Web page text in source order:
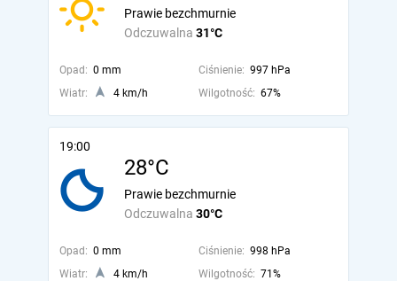
Odczuwalna 31°C
Prawie bezchmurnie
Opad: 0 mm Ciśnienie: 997 hPa
Wiatr:
4 km/h Wilgotność: 67%
19:00
28°C
Odczuwalna 30°C
Prawie bezchmurnie
Opad: 0 mm Ciśnienie: 998 hPa
Wiatr:
4 km/h Wilgotność: 71%